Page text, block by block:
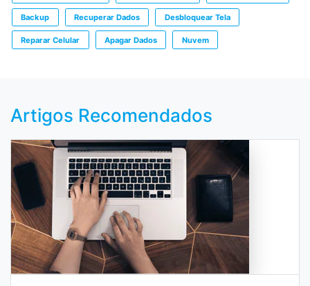
Backup Recuperar Dados Desbloquear Tela
Reparar Celular Apagar Dados Nuvem
Artigos Recomendados